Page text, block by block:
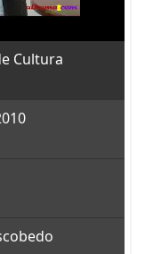
Cultura